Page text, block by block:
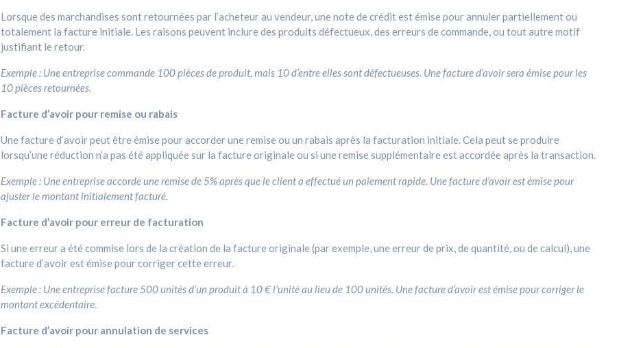
Lorsque des marchandises sont retournées par l’acheteur au vendeur, une note de crédit est émise pour annuler partiellement ou
totalement la facture initiale. Les raisons peuvent inclure des produits défectueux, des erreurs de commande, ou tout autre motif
justifiant le retour.
Exemple : Une entreprise commande 100 pièces de produit, mais 10 d’entre elles sont défectueuses. Une facture d’avoir sera émise pour les
10 pièces retournées.
Facture d’avoir pour remise ou rabais
Une facture d’avoir peut être émise pour accorder une remise ou un rabais après la facturation initiale. Cela peut se produire
lorsqu’une réduction n’a pas été appliquée sur la facture originale ou si une remise supplémentaire est accordée après la transaction.
Exemple : Une entreprise accorde une remise de 5% après que le client a effectué un paiement rapide. Une facture d’avoir est émise pour
ajuster le montant initialement facturé.
Facture d’avoir pour erreur de facturation
Si une erreur a été commise lors de la création de la facture originale (par exemple, une erreur de prix, de quantité, ou de calcul), une
facture d’avoir est émise pour corriger cette erreur.
Exemple : Une entreprise facture 500 unités d’un produit à 10 € l’unité au lieu de 100 unités. Une facture d’avoir est émise pour corriger le
montant excédentaire.
Facture d’avoir pour annulation de services